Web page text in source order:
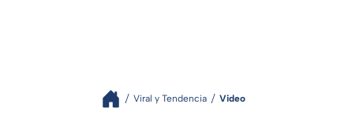
Viral y Tendencia Video